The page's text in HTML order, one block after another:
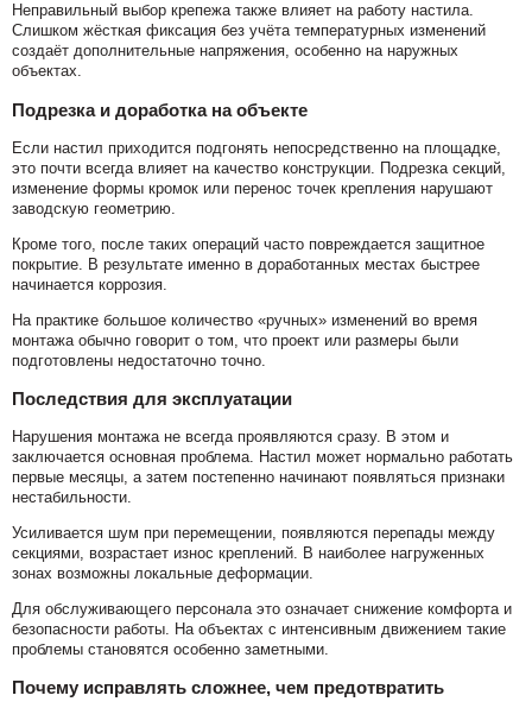
Неправильный выбор крепежа также влияет на работу настила.
Слишком жёсткая фиксация без учёта температурных изменений
создаёт дополнительные напряжения, особенно на наружных
объектах.
Подрезка и доработка на объекте
Если настил приходится подгонять непосредственно на площадке,
это почти всегда влияет на качество конструкции. Подрезка секций,
изменение формы кромок или перенос точек крепления нарушают
заводскую геометрию.
Кроме того, после таких операций часто повреждается защитное
покрытие. В результате именно в доработанных местах быстрее
начинается коррозия.
На практике большое количество «ручных» изменений во время
монтажа обычно говорит о том, что проект или размеры были
подготовлены недостаточно точно.
Последствия для эксплуатации
Нарушения монтажа не всегда проявляются сразу. В этом и
заключается основная проблема. Настил может нормально работать
первые месяцы, а затем постепенно начинают появляться признаки
нестабильности.
Усиливается шум при перемещении, появляются перепады между
секциями, возрастает износ креплений. В наиболее нагруженных
зонах возможны локальные деформации.
Для обслуживающего персонала это означает снижение комфорта и
безопасности работы. На объектах с интенсивным движением такие
проблемы становятся особенно заметными.
Почему исправлять сложнее, чем предотвратить